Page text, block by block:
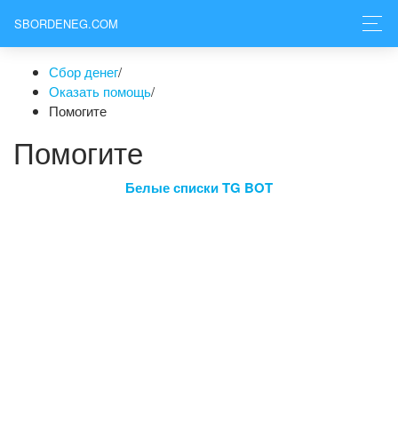
SBORDENEG.COM
Сбор денег/
Оказать помощь/
Помогите
Помогите
Белые списки TG BOT